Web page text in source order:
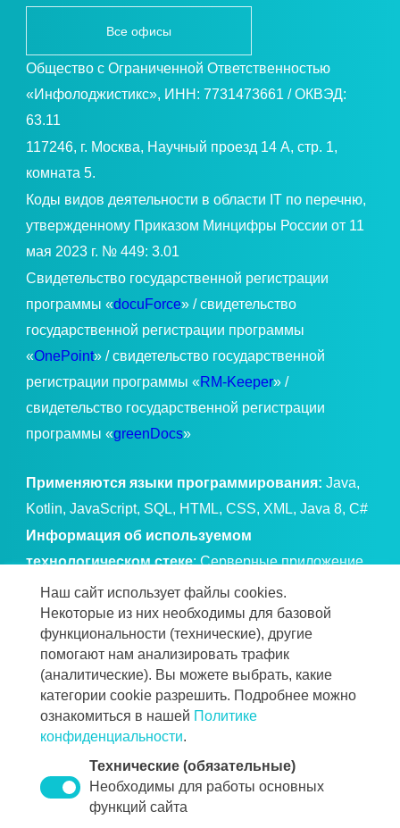
Все офисы
Общество с Ограниченной Ответственностью
«Инфолоджистикс», ИНН: 7731473661 / ОКВЭД:
63.11
117246, г. Москва, Научный проезд 14 А, стр. 1,
комната 5.
Коды видов деятельности в области IT по перечню,
утвержденному Приказом Минцифры России от 11
мая 2023 г. № 449: 3.01
Свидетельство государственной регистрации
программы «docuForce» / свидетельство
государственной регистрации программы
«OnePoint» / свидетельство государственной
регистрации программы «RM-Keeper» /
свидетельство государственной регистрации
программы «greenDocs»
Применяются языки программирования: Java,
Kotlin, JavaScript, SQL, HTML, CSS, XML, Java 8, C#
Информация об используемом
технологическом стеке: Серверные приложение
Java, сервер приложений и фреймворки семейства
Spring, веб-интерфейс на JavaScript/TypeScript.
Хранилище: реляционная СУБД (PostgreSQL).
Интеграции: брокер сообщений/очереди.
Развёртывание: контейнеризация, оркестрация. ОС
семейства Linux, Windows.
Стоимость услуг формируется для каждого Клиента
индивидуально в зависимости от состава решения,
объёма предполагаемых услуг желаний и
Наш сайт использует файлы cookies.
Некоторые из них необходимы для базовой
функциональности (технические), другие
помогают нам анализировать трафик
(аналитические). Вы можете выбрать, какие
категории cookie разрешить. Подробнее можно
ознакомиться в нашей Политике
конфиденциальности.
Технические (обязательные)
Необходимы для работы основных
функций сайта